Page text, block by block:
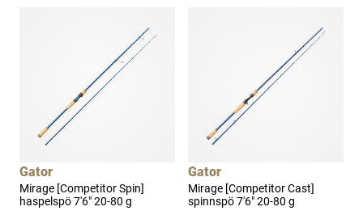
Spana in FJ Max
Ett exklusivt medlemskap med många förmåner.
Bättre priser, fri frakt på alla ordrar, bonuscheck
varje månad och mycket mer. Spara tusenlappar
Läs mer här
Gator
Mirage [Competitor Spin]
haspelspö 7'6" 20-80 g
Gator
Mirage [Competitor Cast]
spinnspö 7'6" 20-80 g